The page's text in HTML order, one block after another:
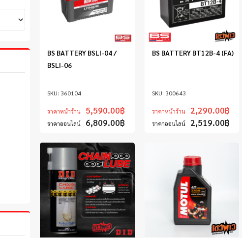
360104
BS BATTERY BSLI-04 /
BSLI-06
ราคาหน้าร้าน 5,590.00฿
ราคาออนไลน์ 6,809.00฿
300643
BS BATTERY BT12B-4 (FA)
ราคาหน้าร้าน 2,290.00฿
ราคาออนไลน์ 2,519.00฿